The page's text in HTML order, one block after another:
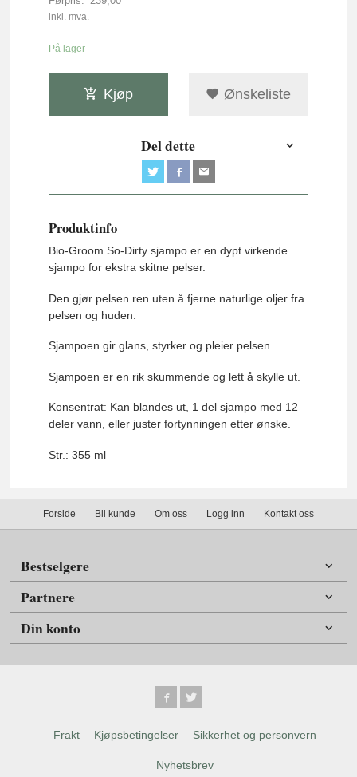
Rabatt
inkl. mva.
På lager
Kjøp Ønskeliste
Del dette
Produktinfo
Bio-Groom So-Dirty sjampo er en dypt virkende
sjampo for ekstra skitne pelser.
Den gjør pelsen ren uten å fjerne naturlige oljer fra
pelsen og huden.
Sjampoen gir glans, styrker og pleier pelsen.
Sjampoen er en rik skummende og lett å skylle ut.
Konsentrat: Kan blandes ut, 1 del sjampo med 12
deler vann, eller juster fortynningen etter ønske.
Str.: 355 ml
Forside Bli kunde Om oss Logg inn Kontakt oss
Bestselgere
Partnere
Din konto
Frakt Kjøpsbetingelser Sikkerhet og personvern
Nyhetsbrev